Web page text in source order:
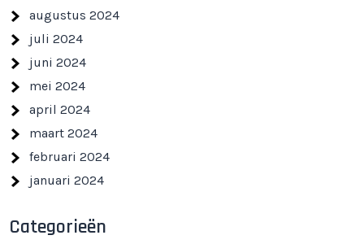
augustus 2024
juli 2024
juni 2024
mei 2024
april 2024
maart 2024
februari 2024
januari 2024
Categorieën